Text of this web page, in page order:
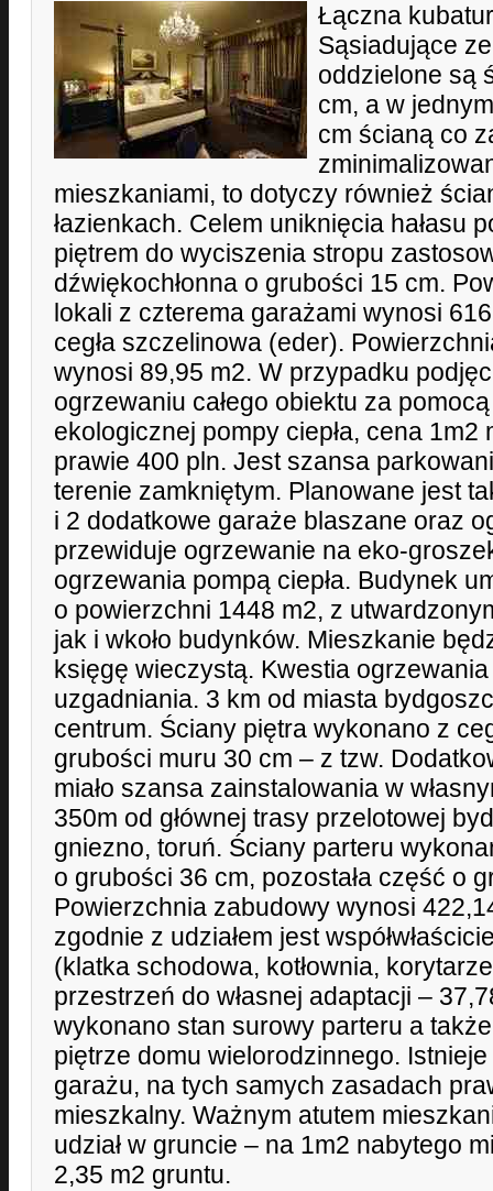
Łączna
Sąsiadujące
oddzielone są
cm, a w
cm ścianą co
mieszkaniami, to dotyczy również
łazienkach. Celem uniknięcia hałasu
piętrem do wyciszenia stropu
dźwiękochłonna o grubości 15 cm.
lokali z czterema garażami wynosi
cegła szczelinowa (eder).
wynosi 89,95 m2. W przypadku
ogrzewaniu całego obiektu za
ekologicznej pompy ciepła, cena
prawie 400 pln. Jest szansa
terenie zamkniętym. Planowane jest
i 2 dodatkowe garaże blaszane oraz
przewiduje ogrzewanie na eko-
ogrzewania pompą ciepła. Budynek
o powierzchni 1448 m2, z
jak i wkoło budynków. Mieszkanie
księgę wieczystą. Kwestia
uzgadniania. 3 km od miasta
centrum. Ściany piętra wykonano z
grubości muru 30 cm – z tzw.
miało szansa zainstalowania w
350m od głównej trasy przelotowej
gniezno, toruń. Ściany parteru
o grubości 36 cm, pozostała część o
Powierzchnia zabudowy wynosi
zgodnie z udziałem jest
(klatka schodowa, kotłownia,
przestrzeń do własnej adaptacji –
wykonano stan surowy parteru a
piętrze domu wielorodzinnego.
garażu, na tych samych zasadach
mieszkalny. Ważnym atutem
udział w gruncie – na 1m2 nabytego
2,35 m2 gruntu.